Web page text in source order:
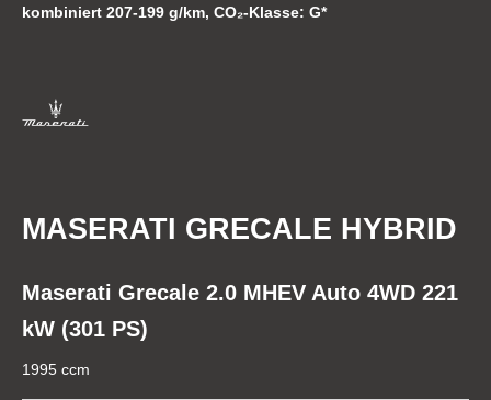
kombiniert 207-199 g/km, CO₂-Klasse: G*
MASERATI GRECALE HYBRID
Maserati Grecale 2.0 MHEV Auto 4WD 221
kW (301 PS)
1995 ccm